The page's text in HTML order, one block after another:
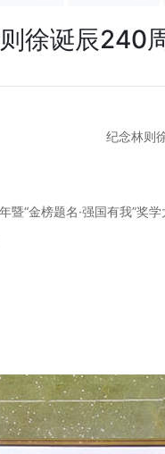
徐诞辰240
纪念林则
暨“金榜题名·强国有我”奖